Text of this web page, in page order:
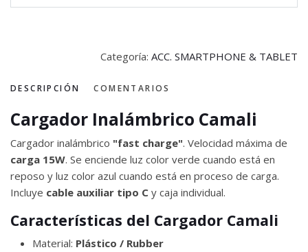
Categoría: ACC. SMARTPHONE & TABLET
DESCRIPCIÓN COMENTARIOS
Cargador Inalámbrico Camali
Cargador inalámbrico "fast charge". Velocidad máxima de
carga 15W. Se enciende luz color verde cuando está en
reposo y luz color azul cuando está en proceso de carga.
Incluye cable auxiliar tipo C y caja individual.
Características del Cargador Camali
Material: Plástico / Rubber